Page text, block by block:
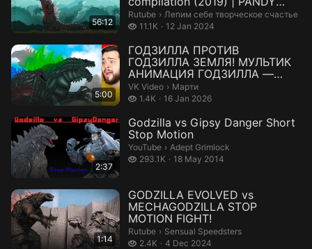
56:12
Anima...
Rutube › Лепим себе творческое счастье.
Лепим себе творческое счастье
11.1K
11.1 thousand views
12 Jan 2024
5:00
ГОДЗИЛЛА ПРОТИВ
ГОДЗИЛЛА ЗЕМЛЯ! МУЛЬТИК
АНИМАЦИЯ ГОДЗИЛЛА —
Видео от Марти
VK Video › Марти.
Марти
1.4K
1.4 thousand views
16 Jan 2026
2:37
Godzilla vs Gipsy Danger Short
Stop Motion
YouTube › Adept Grimlock.
Adept Grimlock
293.1K
293.1 thousand views
18 May 2014
1:14
GODZILLA EVOLVED vs
MECHAGODZILLA STOP
MOTION FIGHT!
Rutube › Sensual Speedsters.
Sensual Speedsters
2.4K
2.4 thousand views
4 Dec 2024